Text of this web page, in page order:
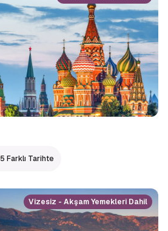
5 Farklı Tarihte
Vizesiz - Akşam Yemekleri Dahil